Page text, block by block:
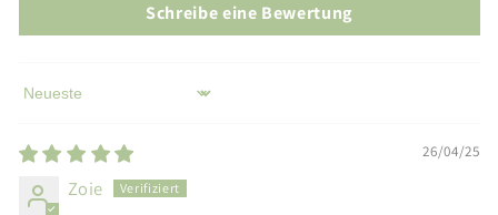
Schreibe eine Bewertung
Sort by
26/04/25
Zoie